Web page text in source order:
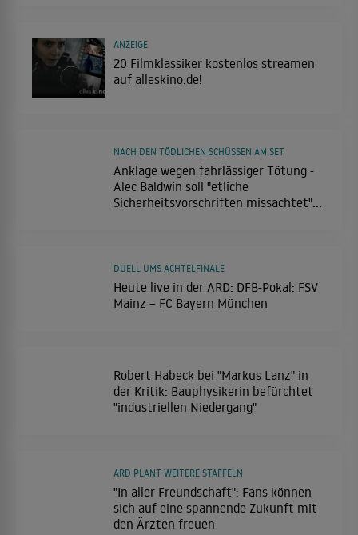
20 Filmklassiker kostenlos streamen
auf alleskino.de!
ANZEIGE
Anklage wegen fahrlässiger Tötung -
Alec Baldwin soll "etliche
Sicherheitsvorschriften missachtet"
NACH DEN TÖDLICHEN SCHÜSSEN AM SET
Heute live in der ARD: DFB-Pokal: FSV
Mainz – FC Bayern München
DUELL UMS ACHTELFINALE
Robert Habeck bei "Markus Lanz" in
der Kritik: Bauphysikerin befürchtet
"industriellen Niedergang"
"In aller Freundschaft": Fans können
sich auf eine spannende Zukunft mit
den Ärzten freuen
ARD PLANT WEITERE STAFFELN